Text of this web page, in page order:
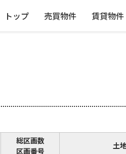
トップ 売買物件 賃貸物件
総区画数
区画番号
土